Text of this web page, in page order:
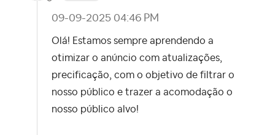
‎09-09-2025 04:46 PM
Olá! Estamos sempre aprendendo a
otimizar o anúncio com atualizações,
precificação, com o objetivo de filtrar o
nosso público e trazer a acomodação o
nosso público alvo!